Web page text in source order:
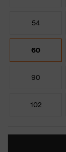
54
60
90
102